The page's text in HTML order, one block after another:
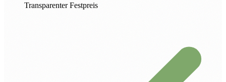
Transparenter Festpreis